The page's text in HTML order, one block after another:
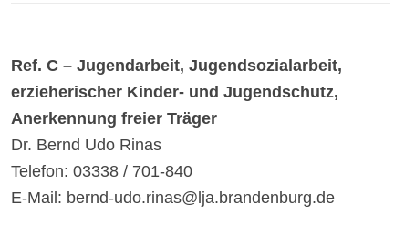
Ref. C – Jugendarbeit, Jugendsozialarbeit,
erzieherischer Kinder- und Jugendschutz,
Anerkennung freier Träger
Dr. Bernd Udo Rinas
Telefon: 03338 / 701-840
E-Mail: bernd-udo.rinas@lja.brandenburg.de